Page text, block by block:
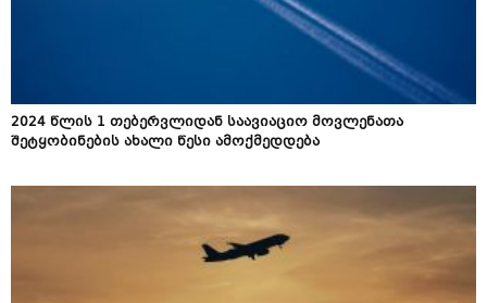
2024 წლის 1 თებერვლიდან საავიაციო მოვლენათა
შეტყობინების ახალი წესი ამოქმედდება